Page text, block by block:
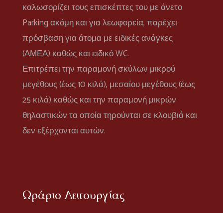
καλωσορίζει τους επισκέπτες του με άνετο
Parking ακόμη και για λεωφορεία, παρέχει
πρόσβαση για άτομα με ειδικές ανάγκες
(ΑΜΕΑ) καθώς και ειδικό WC.
Επιτρέπει την παραμονή σκύλων μικρού
μεγέθους (έως 10 κιλά), μεσαίου μεγέθους (έως
25 κιλά) καθώς και την παραμονή μικρών
θηλαστικών τα οποία τηρούνται σε κλουβιά και
δεν εξέρχονται αυτών.
Ωράριο Λειτουργίας